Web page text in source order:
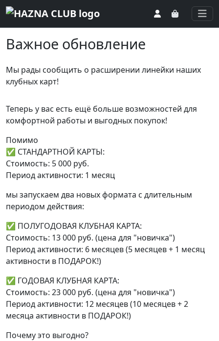
Важное обновление
Мы рады сообщить о расширении линейки наших
клубных карт!
Теперь у вас есть ещё больше возможностей для
комфортной работы и выгодных покупок!
Помимо
✅ СТАНДАРТНОЙ КАРТЫ:
Стоимость: 5 000 руб.
Период активности: 1 месяц
мы запускаем два новых формата с длительным
периодом действия:
✅ ПОЛУГОДОВАЯ КЛУБНАЯ КАРТА:
Стоимость: 13 000 руб. (цена для "новичка")
Период активности: 6 месяцев (5 месяцев + 1 месяц
активности в ПОДАРОК!)
✅ ГОДОВАЯ КЛУБНАЯ КАРТА:
Стоимость: 23 000 руб. (цена для "новичка")
Период активности: 12 месяцев (10 месяцев + 2
месяца активности в ПОДАРОК!)
Почему это выгодно?